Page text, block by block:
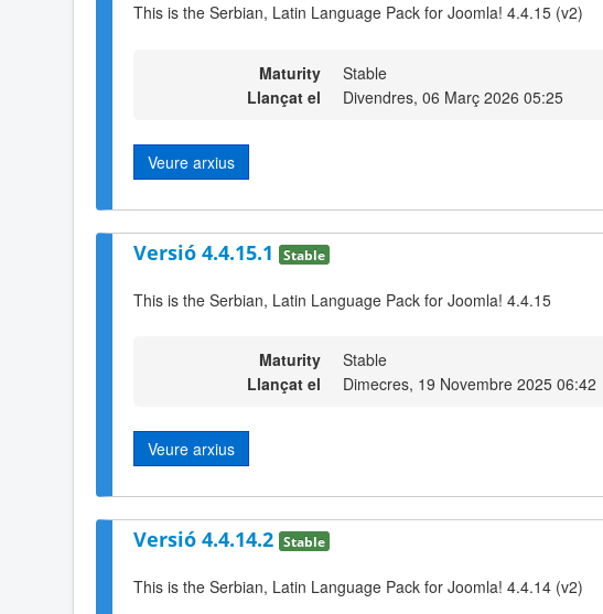
This is the Serbian, Latin Language Pack for Joomla! 4.4.15 (v2)
Maturity
Stable
Llançat el
Divendres, 06 Març 2026 05:25
Veure arxius
Versió 4.4.15.1 Stable
This is the Serbian, Latin Language Pack for Joomla! 4.4.15
Maturity
Stable
Llançat el
Dimecres, 19 Novembre 2025 06:42
Veure arxius
Versió 4.4.14.2 Stable
This is the Serbian, Latin Language Pack for Joomla! 4.4.14 (v2)